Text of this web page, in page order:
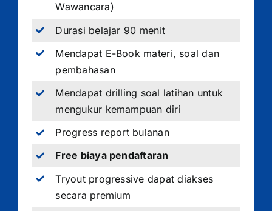
Wawancara)
Durasi belajar 90 menit
Mendapat E-Book materi, soal dan
pembahasan
Mendapat drilling soal latihan untuk
mengukur kemampuan diri
Progress report bulanan
Free biaya pendaftaran
Tryout progressive dapat diakses
secara premium